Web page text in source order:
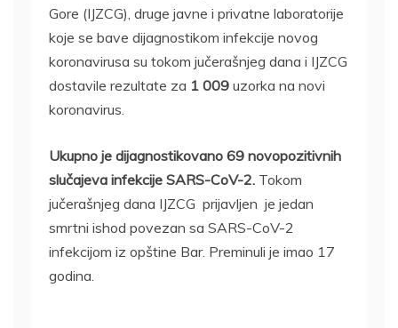
Gore (IJZCG), druge javne i privatne laboratorije
koje se bave dijagnostikom infekcije novog
koronavirusa su tokom jučerašnjeg dana i IJZCG
dostavile rezultate za 1 009 uzorka na novi
koronavirus.
Ukupno je dijagnostikovano 69 novopozitivnih
slučajeva infekcije SARS-CoV-2. Tokom
jučerašnjeg dana IJZCG prijavljen je jedan
smrtni ishod povezan sa SARS-CoV-2
infekcijom iz opštine Bar. Preminuli je imao 17
godina.